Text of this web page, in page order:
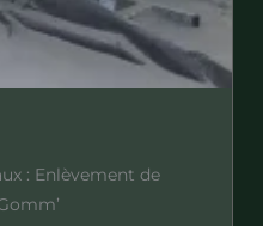
: Enlèvement de